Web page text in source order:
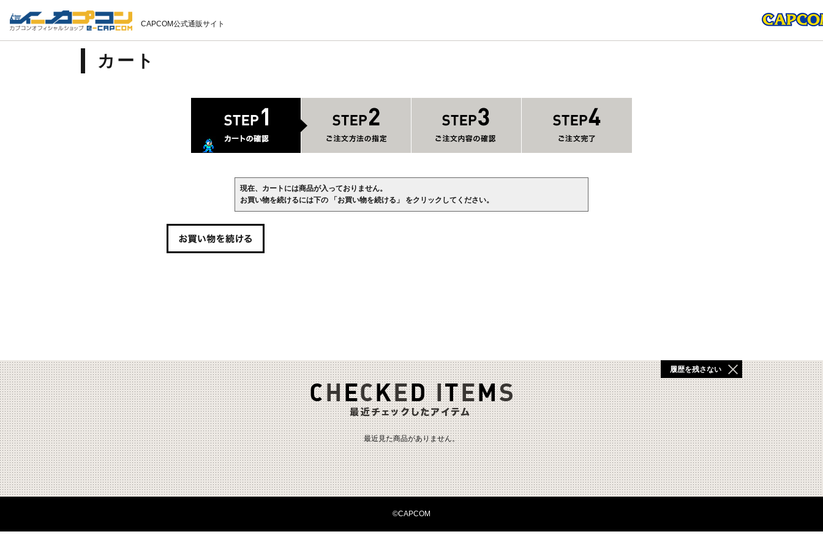
CAPCOM公式通販サイト
カート
現在、カートには商品が入っておりません。
お買い物を続けるには下の 「お買い物を続ける」 をクリックしてください。
最近見た商品がありません。
履歴を残さない
©CAPCOM